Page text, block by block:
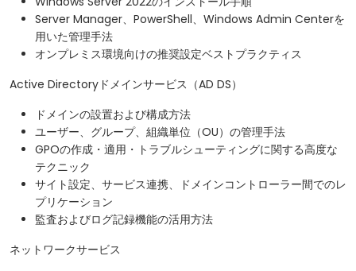
Server Manager、PowerShell、Windows Admin Centerを
用いた管理手法
オンプレミス環境向けの推奨設定ベストプラクティス
Active Directoryドメインサービス（AD DS）
ドメインの設置および構成方法
ユーザー、グループ、組織単位（OU）の管理手法
GPOの作成・適用・トラブルシューティングに関する高度な
テクニック
サイト設定、サービス連携、ドメインコントローラー間でのレ
プリケーション
監査およびログ記録機能の活用方法
ネットワークサービス